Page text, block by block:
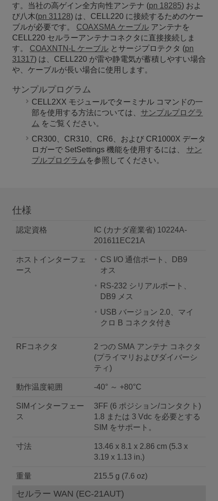
す。当社の高ゲイン全方向性アンテナ (pn 18285) およ
び八木(pn 31128) は、CELL220 に接続するためのケー
ブルが必要です。
COAXSMA ケーブル アンテナを
CELL220 セルラーアンテナコネクタに直接接続しま
す。
COAXNTN-L ケーブル とサージプロテクタ (pn
31317) は、CELL220 が雷や静電気が蓄積しやすい場合
や、ケーブルが長い場合に使用します。
サンプルプログラム
CELL2XX モジュールでターミナル コマンドの一
部を使用する方法については、 サンプルプログラ
ム をご覧ください。
CR300、CR310、CR6、および CR1000X データ
ロガーで SetSettings 機能を使用するには、
サン
プルプログラム を参照してください。
仕様
認定資格
IC (カナダ産業省) 10224A-
201611EC21A
ホストインターフェ
ース
CS I/O 通信ポート、DB9
オス
RS-232 シリアルポート、
DB9 メス
USB バージョン 2.0、マイ
クロ B コネクタ付き
RFコネクタ
2 つの SMA アンテナ コネクタ
(プライマリおよびダイバーシ
ティ)
動作温度範囲 -40° ～ +80°C
SIMインターフェー
ス
3FF (6 ポジション/コンタクト)
1.8 または 3 Vdc を必要とする
SIM をサポート。
寸法
13.46 x 8.1 x 2.86 cm (5.3 x
3.19 x 1.13 in.)
重量 215.5 g (7.6 oz)
セルラー WAN (EC-21AUT)